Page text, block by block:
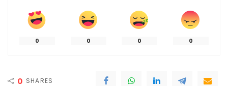
0 0 0 0
0 SHARES